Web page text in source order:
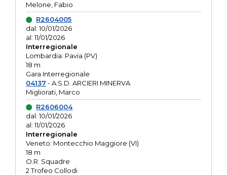
Melone, Fabio
R2604005
dal: 10/01/2026
al: 11/01/2026
Interregionale
Lombardia: Pavia (PV)
18 m
Gara Interregionale
04137 - A.S.D. ARCIERI MINERVA
Migliorati, Marco
R2606004
dal: 10/01/2026
al: 11/01/2026
Interregionale
Veneto: Montecchio Maggiore (VI)
18 m
O.R. Squadre
2 Trofeo Collodi